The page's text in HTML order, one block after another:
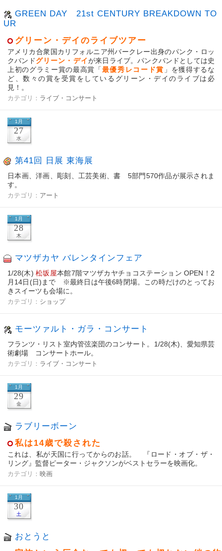
GREEN DAY 21st CENTURY BREAKDOWN TO
UR
グリーン・デイのライブツアー
アメリカ合衆国カリフォルニア州バークレー出身のパンク・ロッ
クバンドグリーン・デイが来日ライブ。パンクバンドとしては史
上初のグラミー賞の最高賞「最優秀レコード賞 」を獲得するな
ど、数々の賞を受賞をしているグリーン・デイのライブは必
見！。
カテゴリ： ライブ・コンサート
1月
27
水
第41回 日展 東海展
日本画、洋画、彫刻、工芸美術、書 5部門570作品が展示されま
す。
カテゴリ： アート
1月
28
木
マツザカヤ バレンタインフェア
1/28(木) 松坂屋本館7階マツザカヤチョコステーション OPEN！2
月14日(日)まで ※最終日は午後6時閉場。この時だけのとってお
きスイーツも会場に。
カテゴリ： ショップ
モーツァルト・ガラ・コンサート
フランツ・リスト室内管弦楽団のコンサート。1/28(木)、愛知県芸
術劇場 コンサートホール。
カテゴリ： ライブ・コンサート
1月
29
金
ラブリーボーン
私は14歳で殺された
これは、私が天国に行ってからのお話。 『ロード・オブ・ザ・
リング』監督ピーター・ジャクソンがベストセラーを映画化。
カテゴリ： 映画
1月
30
土
おとうと